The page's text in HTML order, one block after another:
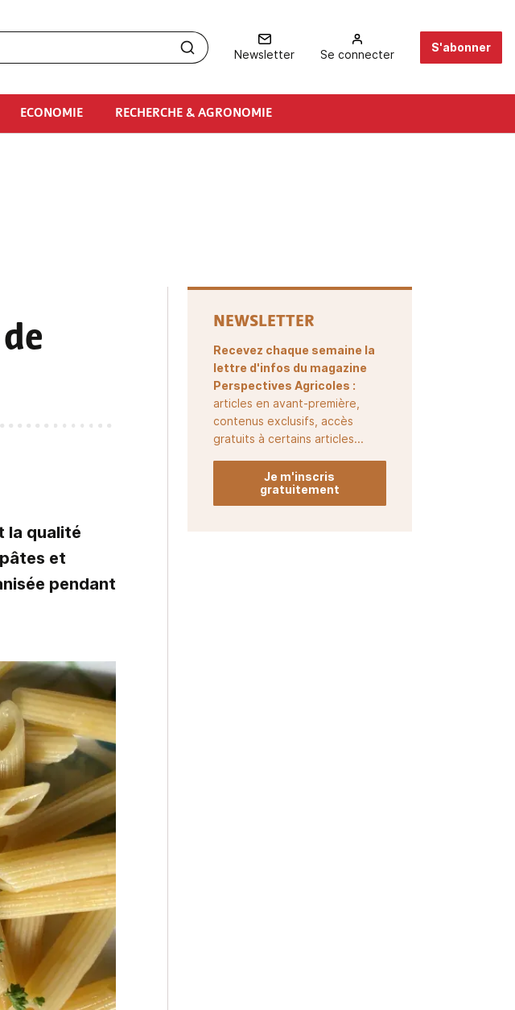
Newsletter Se connecter
S'abonner
ECONOMIE RECHERCHE & AGRONOMIE
la qualité
et
pendant
NEWSLETTER
Recevez chaque semaine la
lettre d'infos du magazine
Perspectives Agricoles :
articles en avant-première,
contenus exclusifs, accès
gratuits à certains articles...
Je m'inscris
gratuitement